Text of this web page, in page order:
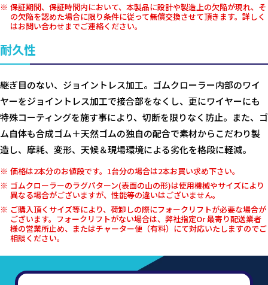
保証期間、保証時間内において、本製品に設計や製造上の欠陥が現れ、そ
の欠陥を認めた場合に限り条件に従って無償交換させて頂きます。詳しく
はお問い合わせまでご連絡ください。
耐久性
継ぎ目のない、ジョイントレス加工。ゴムクローラー内部のワイ
ヤーをジョイントレス加工で接合部をなくし、更にワイヤーにも
特殊コーティングを施す事により、切断を限りなく防止。また、ゴ
ム自体も合成ゴム＋天然ゴムの独自の配合で素材からこだわり製
造し、摩耗、変形、天候＆現場環境による劣化を格段に軽減。
価格は2本分のお値段です。1台分の場合は2本お買い求め下さい。
ゴムクローラーのラグパターン(表面の山の形)は使用機械やサイズにより
異なる場合がございますが、性能等の違いはございません。
ご購入頂くサイズ等により、荷卸しの際にフォークリフトが必要な場合が
ございます。フォークリフトがない場合は、弊社指定Or 最寄り配送業者
様の営業所止め、またはチャーター便（有料）にて対応いたしますのでご
相談ください。